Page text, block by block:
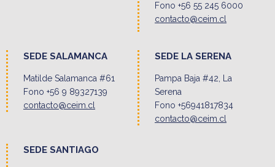
Fono +56 55 245 6000
contacto@ceim.cl
SEDE SALAMANCA
Matilde Salamanca #61
Fono +56 9 89327139
contacto@ceim.cl
SEDE LA SERENA
Pampa Baja #42, La
Serena
Fono +56941817834
contacto@ceim.cl
SEDE SANTIAGO